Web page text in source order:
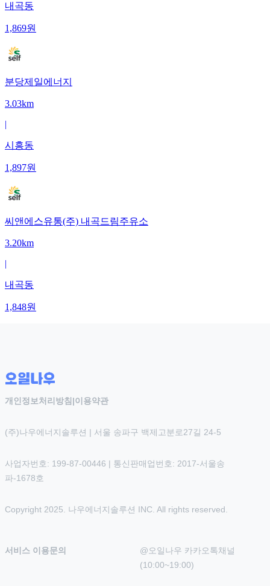
내곡동
1,869원
분당제일에너지
3.03km
|
시흥동
1,897원
씨앤에스유통(주) 내곡드림주유소
3.20km
|
내곡동
1,848원
개인정보처리방침 |이용약관
(주)나우에너지솔루션 | 서울 송파구 백제고분로27길 24-5
사업자번호: 199-87-00446 | 통신판매업번호: 2017-서울송
파-1678호
Copyright 2025. 나우에너지솔루션 INC. All rights reserved.
서비스 이용문의
@오일나우 카카오톡채널
(10:00~19:00)